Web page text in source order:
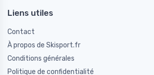
Liens utiles
Contact
À propos de Skisport.fr
Conditions générales
Politique de confidentialité